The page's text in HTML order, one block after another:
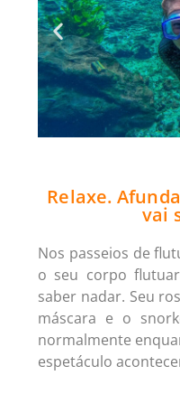
Relaxe.
vai
Nos passeios de
o seu corpo
saber nadar. Seu
máscara e o
normalmente
espetáculo